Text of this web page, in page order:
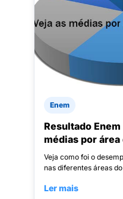
Enem
Resultado
médias por
Veja como foi o
nas diferentes áreas
Ler mais